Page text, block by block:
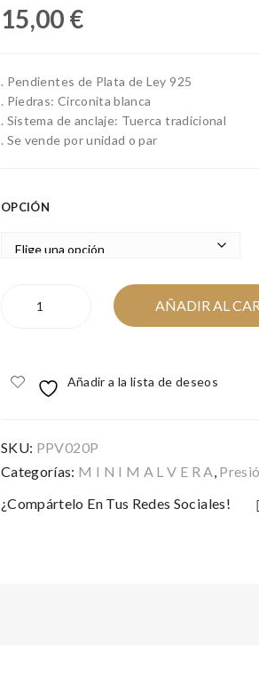
15,00 €
. Pendientes de Plata de Ley 925
. Piedras: Circonita blanca
. Sistema de anclaje: Tuerca tradicional
. Se vende por unidad o par
OPCIÓN
SILVER
AÑADIR AL
Añadir a la lista de deseos
SKU: PPV020P
Categorías: M I N I M A L V E R A,
¿Compártelo En Tus Redes Sociales!